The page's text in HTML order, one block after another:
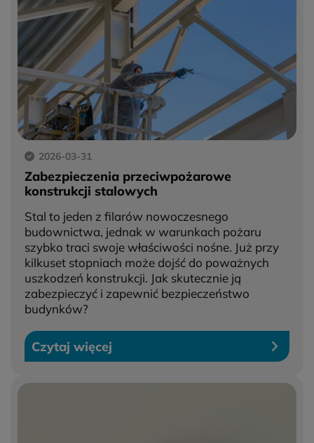
2026-03-31
Zabezpieczenia przeciwpożarowe
konstrukcji stalowych
Stal to jeden z filarów nowoczesnego
budownictwa, jednak w warunkach pożaru
szybko traci swoje właściwości nośne. Już przy
kilkuset stopniach może dojść do poważnych
uszkodzeń konstrukcji. Jak skutecznie ją
zabezpieczyć i zapewnić bezpieczeństwo
budynków?
Czytaj więcej